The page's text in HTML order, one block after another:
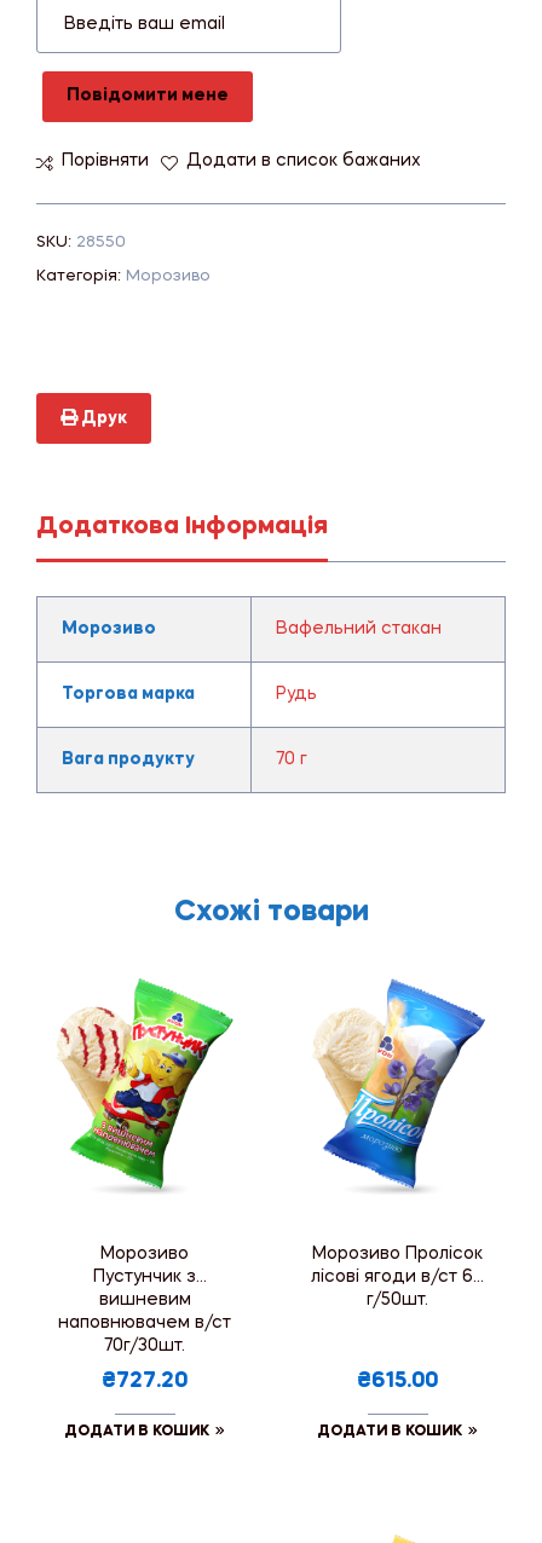
Повідомити мене
Порівняти Додати в список бажаних
SKU: 28550
Категорія: Морозиво
Друк
Додаткова Інформація
Морозиво Вафельний стакан
Торгова марка Рудь
Вага продукту 70 г
Схожі товари
Морозиво
Пустунчик з
вишневим
наповнювачем в/ст
70г/30шт.
₴727.20
ДОДАТИ В КОШИК
Морозиво Пролісок
лісові ягоди в/ст 60
г/50шт.
₴615.00
ДОДАТИ В КОШИК